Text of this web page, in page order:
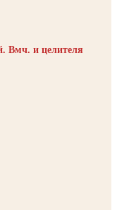
Вмч. и целителя